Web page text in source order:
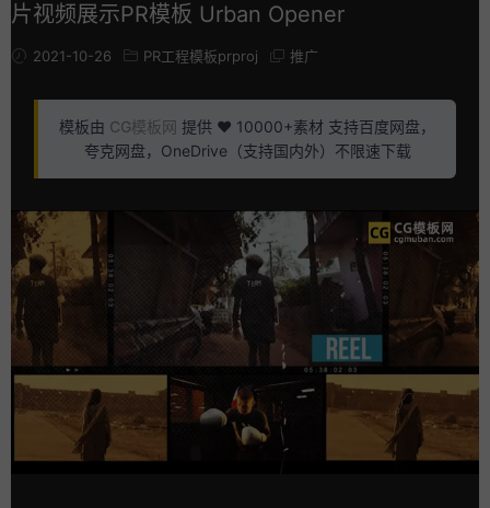
片视频展示PR模板 Urban Opener
2021-10-26 PR工程模板prproj 推广
模板由 CG模板网 提供 ❤️ 10000+素材 支持百度网盘，
夸克网盘，OneDrive（支持国内外）不限速下载